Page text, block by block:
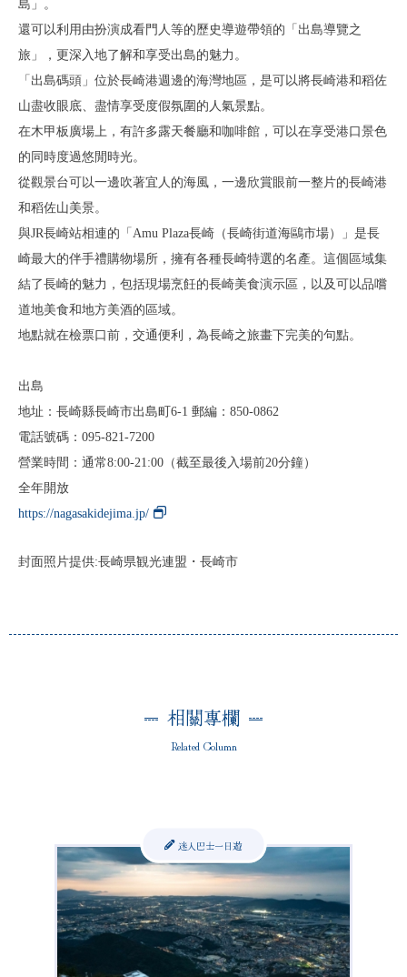
島」。
還可以利用由扮演成看門人等的歷史導遊帶領的「出島導覽之
旅」，更深入地了解和享受出島的魅力。
「出島碼頭」位於長崎港週邊的海灣地區，是可以將長崎港和稻佐
山盡收眼底、盡情享受度假氛圍的人氣景點。
在木甲板廣場上，有許多露天餐廳和咖啡館，可以在享受港口景色
的同時度過悠閒時光。
從觀景台可以一邊吹著宜人的海風，一邊欣賞眼前一整片的長崎港
和稻佐山美景。
與JR長崎站相連的「Amu Plaza長崎（長崎街道海鷗市場）」是長
崎最大的伴手禮購物場所，擁有各種長崎特選的名產。這個區域集
結了長崎的魅力，包括現場烹飪的長崎美食演示區，以及可以品嚐
道地美食和地方美酒的區域。
地點就在檢票口前，交通便利，為長崎之旅畫下完美的句點。
出島
地址：長崎縣長崎市出島町6-1 郵編：850-0862
電話號碼：095-821-7200
營業時間：通常8:00-21:00（截至最後入場前20分鐘）
全年開放
https://nagasakidejima.jp/
封面照片提供:長崎県観光連盟・長崎市
相關專欄
Related Column
迷人巴士一日遊